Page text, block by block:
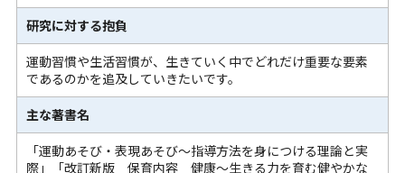
研究に対する抱負
運動習慣や生活習慣が、生きていく中でどれだけ重要な要素
であるのかを追及していきたいです。
主な著書名
「運動あそび・表現あそび～指導方法を身につける理論と実
際」「改訂新版 保育内容 健康～生きる力を育む健やかな